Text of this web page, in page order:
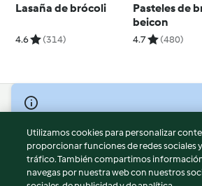
Lasaña de brócoli
4.6 (314)
Pasteles de
beicon
4.7 (480)
© Copyright 2026
Términos de uso
Política de privacidad
Aviso legal
Utilizamos cookies para personalizar
proporcionar funciones de redes sociales
tráfico. También compartimos
navegas por nuestra web con nuestros